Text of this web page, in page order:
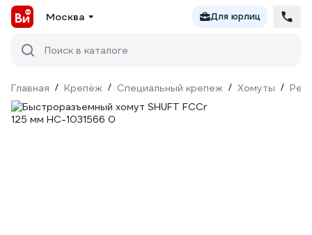
Москва Для юрлиц
Поиск в каталоге
Главная / Крепёж / Специальный крепеж / Хомуты /